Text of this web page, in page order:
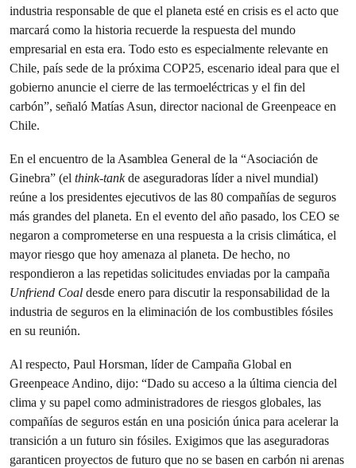
industria responsable de que el planeta esté en crisis es el acto que
marcará como la historia recuerde la respuesta del mundo
empresarial en esta era. Todo esto es especialmente relevante en
Chile, país sede de la próxima COP25, escenario ideal para que el
gobierno anuncie el cierre de las termoeléctricas y el fin del
carbón”, señaló Matías Asun, director nacional de Greenpeace en
Chile.
En el encuentro de la Asamblea General de la “Asociación de
Ginebra” (el think-tankde aseguradoras líder a nivel mundial)
reúne a los presidentes ejecutivos de las 80 compañías de seguros
más grandes del planeta. En el evento del año pasado, los CEO se
negaron a comprometerse en una respuesta a la crisis climática, el
mayor riesgo que hoy amenaza al planeta. De hecho, no
respondieron a las repetidas solicitudes enviadas por la campaña
Unfriend Coal desde enero para discutir la responsabilidad de la
industria de seguros en la eliminación de los combustibles fósiles
en su reunión.
Al respecto, Paul Horsman, líder de Campaña Global en
Greenpeace Andino, dijo: “Dado su acceso a la última ciencia del
clima y su papel como administradores de riesgos globales, las
compañías de seguros están en una posición única para acelerar la
transición a un futuro sin fósiles. Exigimos que las aseguradoras
garanticen proyectos de futuro que no se basen en carbón ni arenas